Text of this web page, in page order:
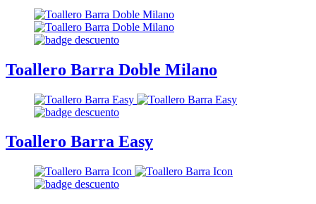
Toallero Barra Doble Milano
Toallero Barra Easy